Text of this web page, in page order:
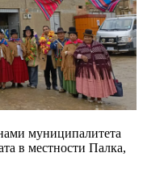
муниципалитета
в местности Палка,